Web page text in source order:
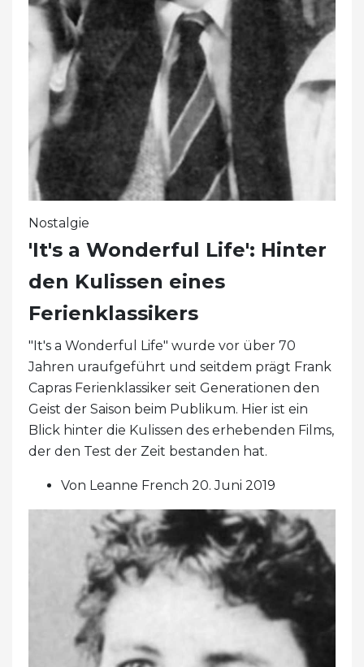
Nostalgie
'It's a Wonderful Life': Hinter
den Kulissen eines
Ferienklassikers
"It's a Wonderful Life" wurde vor über 70
Jahren uraufgeführt und seitdem prägt Frank
Capras Ferienklassiker seit Generationen den
Geist der Saison beim Publikum. Hier ist ein
Blick hinter die Kulissen des erhebenden Films,
der den Test der Zeit bestanden hat.
Von Leanne French 20. Juni 2019